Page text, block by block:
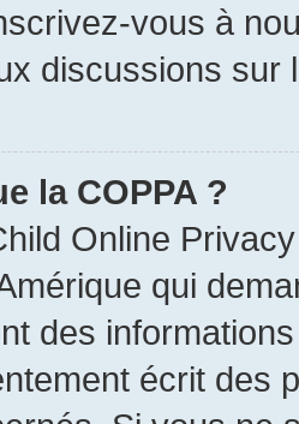
vous à
discussions sur
la COPPA ?
Online
qui
des
écrit des